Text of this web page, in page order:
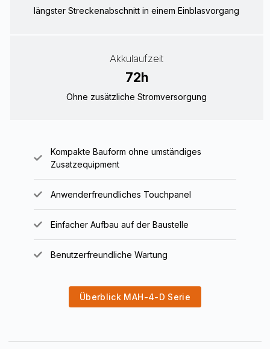
längster Streckenabschnitt in einem Einblasvorgang
Akkulaufzeit
72h
Ohne zusätzliche Stromversorgung
Kompakte Bauform ohne umständiges
Zusatzequipment
Anwenderfreundliches Touchpanel
Einfacher Aufbau auf der Baustelle
Benutzerfreundliche Wartung
Überblick MAH-4-D Serie